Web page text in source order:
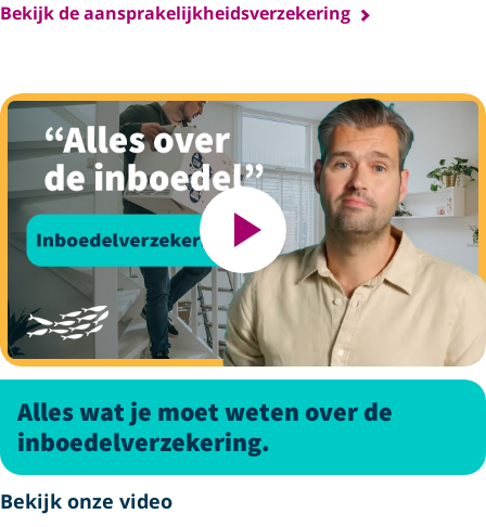
Bekijk de aansprakelijkheidsverzekering
Alles wat je moet weten over de
inboedelverzekering.
Bekijk onze video